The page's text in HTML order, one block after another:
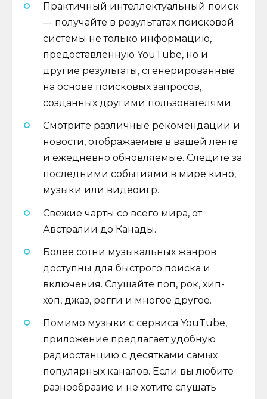
Практичный интеллектуальный поиск
— получайте в результатах поисковой
системы не только информацию,
предоставленную YouTube, но и
другие результаты, сгенерированные
на основе поисковых запросов,
созданных другими пользователями.
Смотрите различные рекомендации и
новости, отображаемые в вашей ленте
и ежедневно обновляемые. Следите за
последними событиями в мире кино,
музыки или видеоигр.
Свежие чарты со всего мира, от
Австралии до Канады.
Более сотни музыкальных жанров
доступны для быстрого поиска и
включения. Слушайте поп, рок, хип-
хоп, джаз, регги и многое другое.
Помимо музыки с сервиса YouTube,
приложение предлагает удобную
радиостанцию ​​с десятками самых
популярных каналов. Если вы любите
разнообразие и не хотите слушать